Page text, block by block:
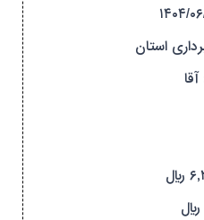
۰۶/۱۴
استان
آقا